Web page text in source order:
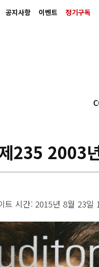
공지사항 이벤트 정기구독
235 2003
트 시간: 2015년 8월 23일